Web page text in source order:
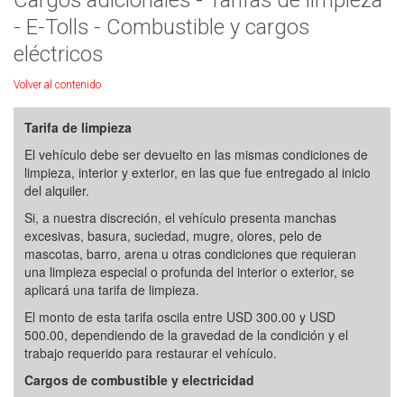
- E-Tolls - Combustible y cargos
eléctricos
Volver al contenido
Tarifa de limpieza
El vehículo debe ser devuelto en las mismas condiciones de
limpieza, interior y exterior, en las que fue entregado al inicio
del alquiler.
Si, a nuestra discreción, el vehículo presenta manchas
excesivas, basura, suciedad, mugre, olores, pelo de
mascotas, barro, arena u otras condiciones que requieran
una limpieza especial o profunda del interior o exterior, se
aplicará una tarifa de limpieza.
El monto de esta tarifa oscila entre USD 300.00 y USD
500.00, dependiendo de la gravedad de la condición y el
trabajo requerido para restaurar el vehículo.
Cargos de combustible y electricidad